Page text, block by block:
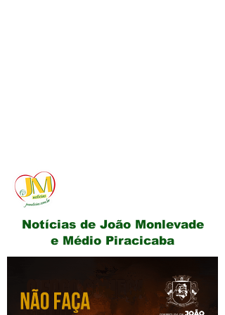
Notícias de João Monlevade
e Médio Piracicaba